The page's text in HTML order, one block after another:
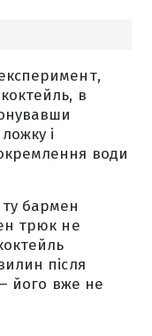
в
і
води
бармен
трюк не
після
його вже не